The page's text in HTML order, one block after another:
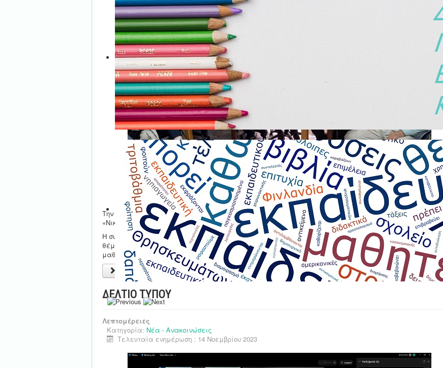
Την Πέμπτη 16 Νοεμβρίου το Δ. Σ. του Συλλόγου Εκπαιδευτικών Πρωτοβάθμιας Εκπαίδευσης Καρδίτσας
«Νικόλαος Πλαστήρας» επισκέφθηκε την Διεύθυνση Πρωτοβάθμιας Εκπαίδευσης Καρδίτσας.
Η συνάντηση ήταν άκρως εποικοδομητική σε πνεύμα απόλυτης συνεργασίας, και συζητήθηκαν διάφορα
θέματα όπως οι υπηρεσιακές μεταβολές, τα κενά γενικής και ειδικής αγωγής, τα σχολικά γεύματα των
μαθητών και άλλα τρέχοντα θέματα που αφορούν την εύρυθμη λειτουργία των σχολικών μονάδων.
Περισσότερα...
ΔΕΛΤΙΟ ΤΥΠΟΥ
Λεπτομέρειες
Κατηγορία: Νέα - Ανακοινώσεις
Τελευταία ενημέρωση : 14 Νοεμβρίου 2023